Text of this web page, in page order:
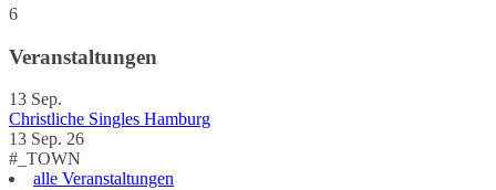
6
Veranstaltungen
13 Sep.
Christliche Singles Hamburg
13 Sep. 26
#_TOWN
alle Veranstaltungen